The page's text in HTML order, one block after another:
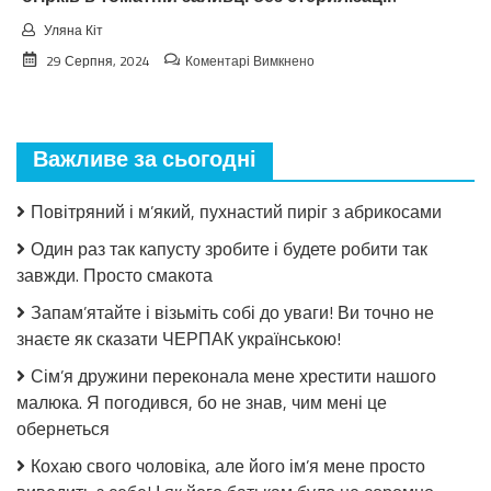
Уляна Кіт
29 Серпня, 2024
Коментарі Вимкненодо
Салат
огірків
томатній
стерилізації!
Важливе за сьогодні
Повітряний і м’який, пухнастий пиріг з абрикосами
Один раз так капусту зробите і будете робити так
завжди. Просто смакота
Запам’ятайте і візьміть собі до уваги! Ви точно не
знаєте як сказати ЧЕРПАК українською!
Сім’я дружини переконала мене хрестити нашого
малюка. Я погодився, бо не знав, чим мені це
обернеться
Кохаю свого чоловіка, але його ім’я мене просто